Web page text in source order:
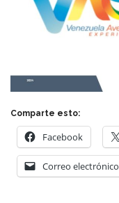
Comparte esto:
Facebook
Correo electrónico